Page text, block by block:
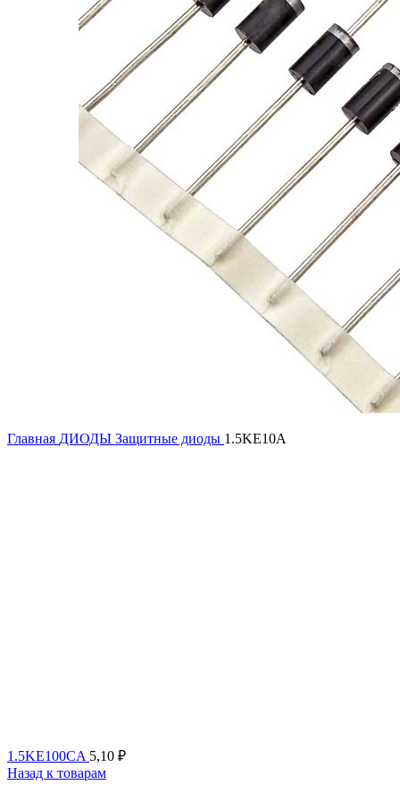
Главная ДИОДЫ Защитные диоды 1.5KE10A
1.5KE100CA 5,10 ₽
Назад к товарам